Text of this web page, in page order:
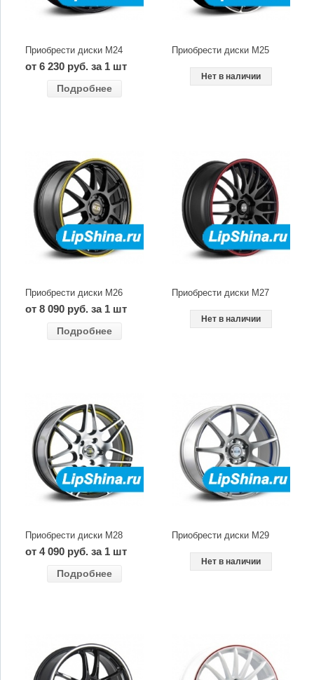
Приобрести диски M24
от 6 230 руб. за 1 шт
Подробнее
Приобрести диски M25
Нет в наличии
Приобрести диски M26
от 8 090 руб. за 1 шт
Подробнее
Приобрести диски M27
Нет в наличии
Приобрести диски M28
от 4 090 руб. за 1 шт
Подробнее
Приобрести диски M29
Нет в наличии